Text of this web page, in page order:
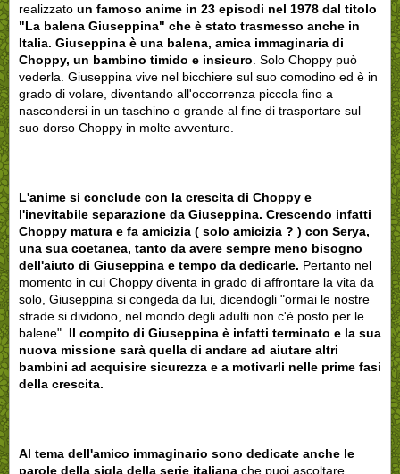
realizzato un famoso anime in 23 episodi nel 1978 dal titolo
"La balena Giuseppina" che è stato trasmesso anche in
Italia. Giuseppina è una balena, amica immaginaria di
Choppy, un bambino timido e insicuro . Solo Choppy può
vederla. Giuseppina vive nel bicchiere sul suo comodino ed è in
grado di volare, diventando all'occorrenza piccola fino a
nascondersi in un taschino o grande al fine di trasportare sul
suo dorso Choppy in molte avventure.
L'anime si conclude con la crescita di Choppy e
l'inevitabile separazione da Giuseppina. Crescendo infatti
Choppy matura e fa amicizia ( solo amicizia ? ) con Serya,
una sua coetanea, tanto da avere sempre meno bisogno
dell'aiuto di Giuseppina e tempo da dedicarle. Pertanto nel
momento in cui Choppy diventa in grado di affrontare la vita da
solo, Giuseppina si congeda da lui, dicendogli "ormai le nostre
strade si dividono, nel mondo degli adulti non c'è posto per le
balene". Il compito di Giuseppina è infatti terminato e la sua
nuova missione sarà quella di andare ad aiutare altri
bambini ad acquisire sicurezza e a motivarli nelle prime fasi
della crescita.
Al tema dell'amico immaginario sono dedicate anche le
parole della sigla della serie italiana che puoi ascoltare